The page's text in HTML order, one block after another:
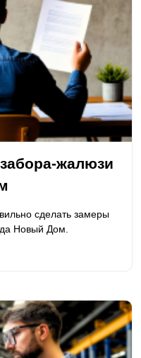
жалюзи
сделать замеры
Новый Дом.